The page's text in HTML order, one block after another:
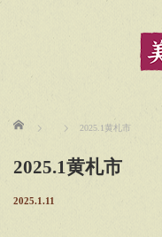
ホーム 2025.1黄札市
2025.1黄札市
2025.1.11